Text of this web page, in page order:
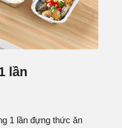
lần
1 lần đựng thức ăn